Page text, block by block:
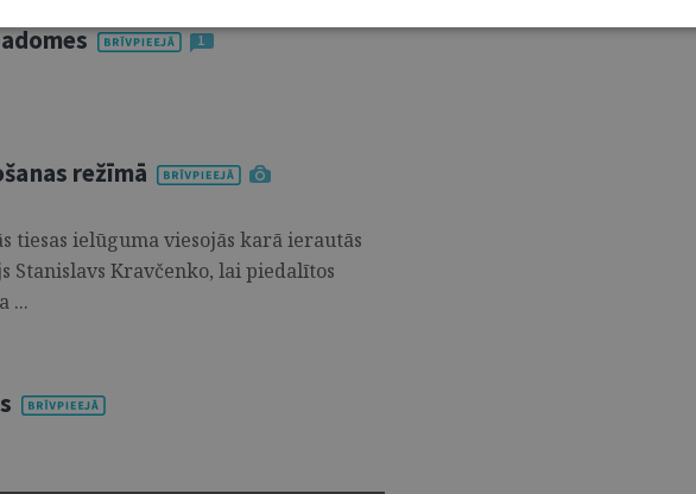
1
režīmā
tiesas ielūguma viesojās karā ierautās
Stanislavs Kravčenko, lai piedalītos
...